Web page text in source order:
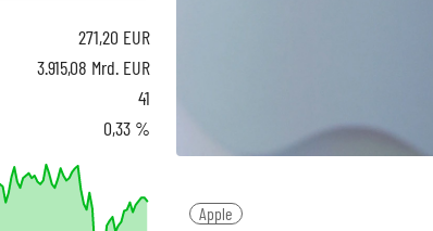
Apple
271,20 EUR
3.915,08 Mrd. EUR
41
0,33 %